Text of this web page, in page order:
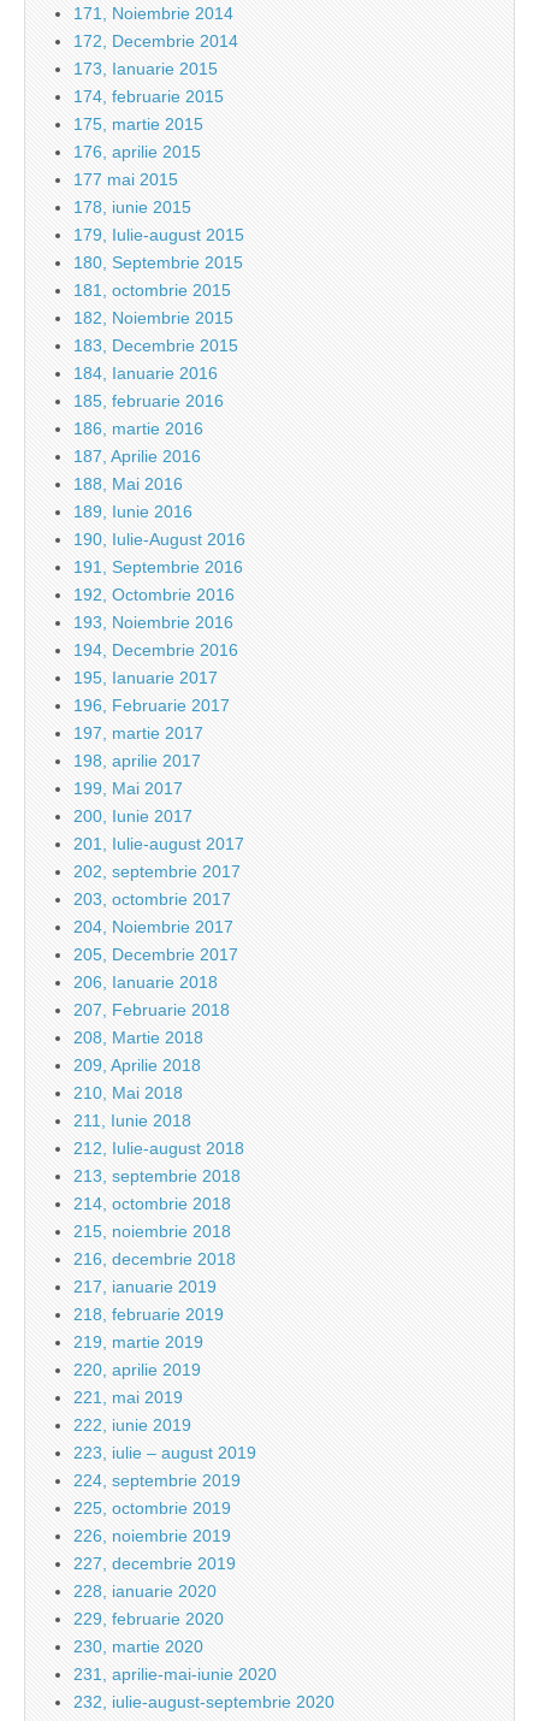
171, Noiembrie 2014
172, Decembrie 2014
173, Ianuarie 2015
174, februarie 2015
175, martie 2015
176, aprilie 2015
177 mai 2015
178, iunie 2015
179, Iulie-august 2015
180, Septembrie 2015
181, octombrie 2015
182, Noiembrie 2015
183, Decembrie 2015
184, Ianuarie 2016
185, februarie 2016
186, martie 2016
187, Aprilie 2016
188, Mai 2016
189, Iunie 2016
190, Iulie-August 2016
191, Septembrie 2016
192, Octombrie 2016
193, Noiembrie 2016
194, Decembrie 2016
195, Ianuarie 2017
196, Februarie 2017
197, martie 2017
198, aprilie 2017
199, Mai 2017
200, Iunie 2017
201, Iulie-august 2017
202, septembrie 2017
203, octombrie 2017
204, Noiembrie 2017
205, Decembrie 2017
206, Ianuarie 2018
207, Februarie 2018
208, Martie 2018
209, Aprilie 2018
210, Mai 2018
211, Iunie 2018
212, Iulie-august 2018
213, septembrie 2018
214, octombrie 2018
215, noiembrie 2018
216, decembrie 2018
217, ianuarie 2019
218, februarie 2019
219, martie 2019
220, aprilie 2019
221, mai 2019
222, iunie 2019
223, iulie – august 2019
224, septembrie 2019
225, octombrie 2019
226, noiembrie 2019
227, decembrie 2019
228, ianuarie 2020
229, februarie 2020
230, martie 2020
231, aprilie-mai-iunie 2020
232, iulie-august-septembrie 2020